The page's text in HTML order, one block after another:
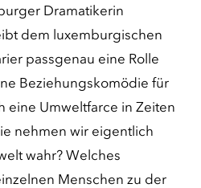
Dramatikerin
dem luxemburgischen
passgenau eine Rolle
Beziehungskomödie für
eine Umweltfarce in Zeiten
nehmen wir eigentlich
wahr? Welches
Menschen zu der